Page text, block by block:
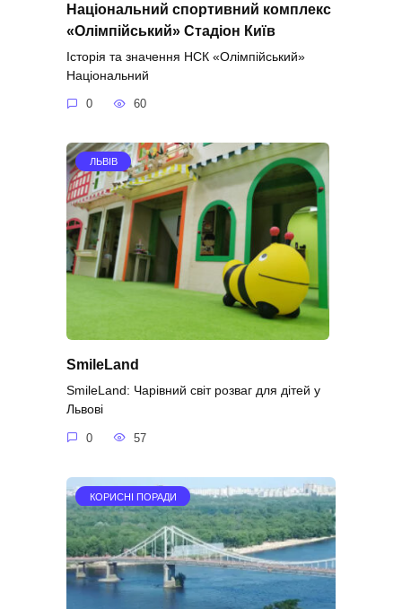
Національний спортивний комплекс
«Олімпійський» Стадіон Київ
Історія та значення НСК «Олімпійський»
Національний
0 60
ЛЬВІВ
SmileLand
SmileLand: Чарівний світ розваг для дітей у
Львові
0 57
КОРИСНІ ПОРАДИ